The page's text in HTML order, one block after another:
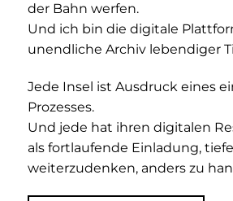
der Bahn werfen.
Und ich bin die digitale
unendliche Archiv lebendiger
Jede Insel ist Ausdruck eines
Prozesses.
Und jede hat ihren digitalen
als fortlaufende Einladung,
weiterzudenken, anders zu